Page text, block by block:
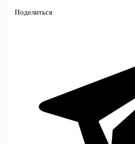
Поделиться